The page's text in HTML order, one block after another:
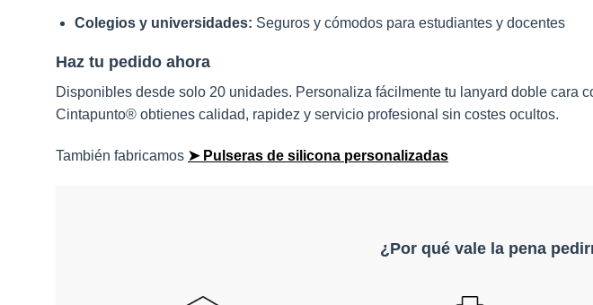
Colegios y universidades: Seguros y cómodos para estudiantes y docentes
Haz tu pedido ahora
Disponibles desde solo 20 unidades. Personaliza fácilmente tu lanyard doble cara
Cintapunto® obtienes calidad, rapidez y servicio profesional sin costes ocultos.
También fabricamos ➤ Pulseras de silicona personalizadas
¿Por qué vale la pena